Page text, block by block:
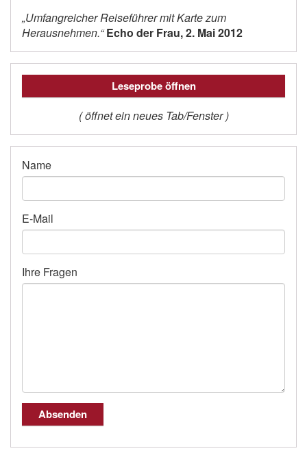
„Umfangreicher Reiseführer mit Karte zum
Herausnehmen.“Echo der Frau, 2. Mai 2012
Leseprobe öffnen
( öffnet ein neues Tab/Fenster )
Name
E-Mail
Ihre Fragen
Absenden